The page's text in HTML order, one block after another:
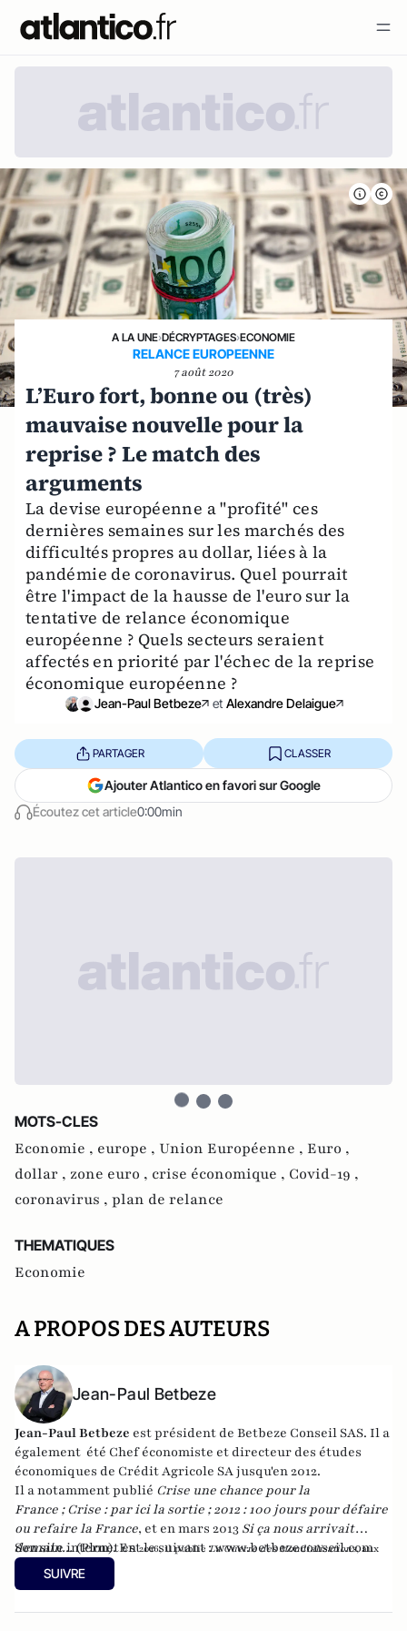
A LA UNE›DÉCRYPTAGES›ECONOMIE
RELANCE EUROPEENNE
7 août 2020
L’Euro fort, bonne ou (très)
mauvaise nouvelle pour la
reprise ? Le match des
arguments
La devise européenne a "profité" ces
dernières semaines sur les marchés des
difficultés propres au dollar, liées à la
pandémie de coronavirus. Quel pourrait
être l'impact de la hausse de l'euro sur la
tentative de relance économique
européenne ? Quels secteurs seraient
affectés en priorité par l'échec de la reprise
économique européenne ?
Jean-Paul Betbeze et Alexandre Delaigue
Écoutez cet article0:00min
PARTAGER CLASSER
Ajouter Atlantico en favori sur Google
MOTS-CLES
Economie , europe , Union Européenne , Euro ,
dollar , zone euro , crise économique , Covid-19 ,
coronavirus , plan de relance
THEMATIQUES
Economie
A PROPOS DES AUTEURS
Jean-Paul Betbeze
Jean-Paul Betbeze est président de Betbeze Conseil SAS. Il a
également été Chef économiste et directeur des études
économiques de Crédit Agricole SA jusqu'en 2012.
Il a notamment publié Crise une chance pour la
France ; Crise : par ici la sortie ; 2012 : 100 jours pour défaire
ou refaire la France, et en mars 2013 Si ça nous arrivait
demain...(Plon). En2016, il publie La Guerre des Mondialisations, aux
éditions Economica
et en 2017 "La France, ce malade imaginaire"
chez le même éditeur.
Son site internet est le suivant :www.betbezeconseil.com
SUIVRE